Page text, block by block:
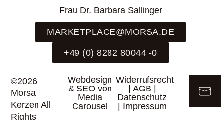
Frau Dr. Barbara Sallinger
MARKETPLACE@MORSA.DE
+49 (0) 8282 80044 -0
©2026
Morsa
Kerzen All
Rights
Webdesign
& SEO von
Media
Carousel
Widerrufsrecht
AGB
Datenschutz
Impressum